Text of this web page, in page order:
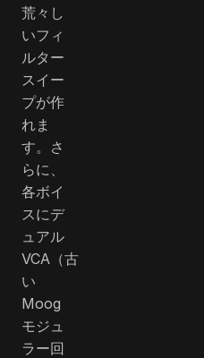
荒々し
いフィ
ルター
スイー
プが作
れま
す。さ
らに、
各ボイ
スにデ
ュアル
VCA（古
い
Moog
モジュ
ラー回